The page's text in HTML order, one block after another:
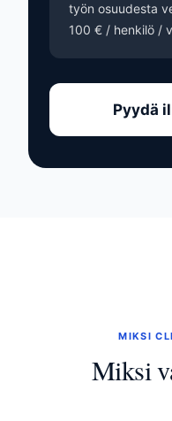
työn osuudesta
100 € / henkilö /
Pyydä
MIKSI
Miksi